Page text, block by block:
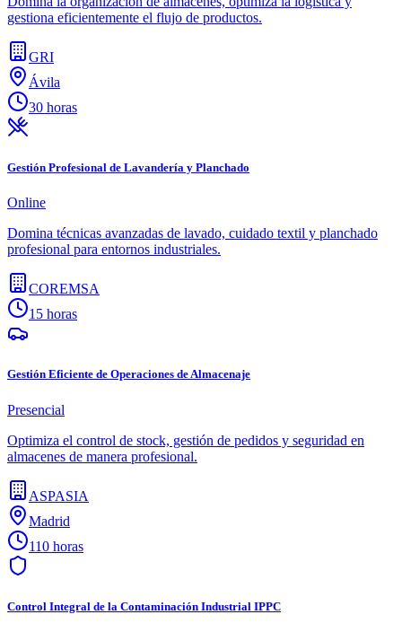
gestiona eficientemente el flujo de productos.
GRI
Ávila
30 horas
Gestión Profesional de Lavandería y Planchado
Online
Domina técnicas avanzadas de lavado, cuidado textil y planchado
profesional para entornos industriales.
COREMSA
15 horas
Gestión Eficiente de Operaciones de Almacenaje
Presencial
Optimiza el control de stock, gestión de pedidos y seguridad en
almacenes de manera profesional.
ASPASIA
Madrid
110 horas
Control Integral de la Contaminación Industrial IPPC